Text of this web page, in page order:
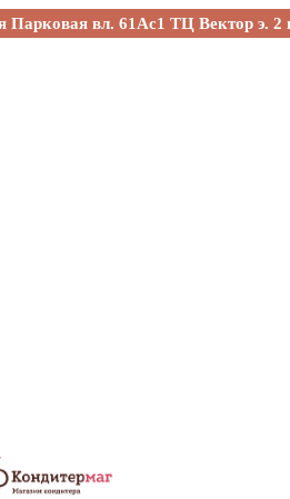
вл. 61Ас1 ТЦ Вектор э. 2